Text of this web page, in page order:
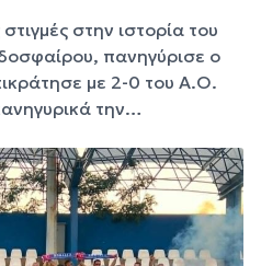
στην ιστορία του
πανηγύρισε ο
με 2-0 του Α.Ο.
την…